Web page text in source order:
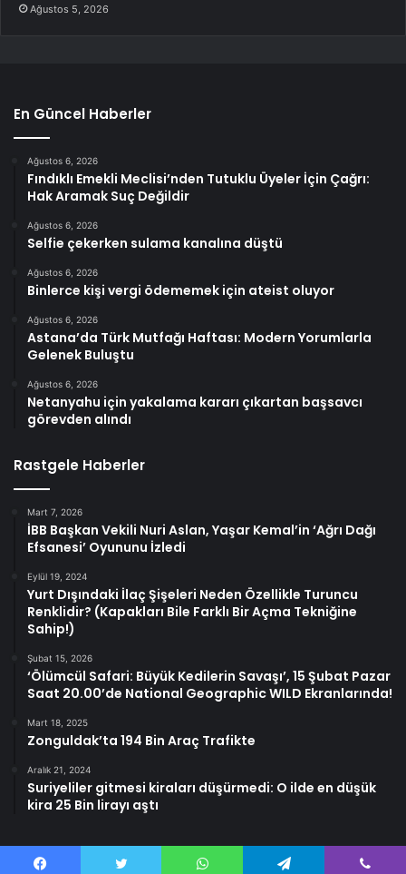
Ağustos 5, 2026
En Güncel Haberler
Ağustos 6, 2026
Fındıklı Emekli Meclisi’nden Tutuklu Üyeler İçin Çağrı:
Hak Aramak Suç Değildir
Ağustos 6, 2026
Selfie çekerken sulama kanalına düştü
Ağustos 6, 2026
Binlerce kişi vergi ödememek için ateist oluyor
Ağustos 6, 2026
Astana’da Türk Mutfağı Haftası: Modern Yorumlarla
Gelenek Buluştu
Ağustos 6, 2026
Netanyahu için yakalama kararı çıkartan başsavcı
görevden alındı
Rastgele Haberler
Mart 7, 2026
İBB Başkan Vekili Nuri Aslan, Yaşar Kemal’in ‘Ağrı Dağı
Efsanesi’ Oyununu İzledi
Eylül 19, 2024
Yurt Dışındaki İlaç Şişeleri Neden Özellikle Turuncu
Renklidir? (Kapakları Bile Farklı Bir Açma Tekniğine
Sahip!)
Şubat 15, 2026
‘Ölümcül Safari: Büyük Kedilerin Savaşı’, 15 Şubat Pazar
Saat 20.00’de National Geographic WILD Ekranlarında!
Mart 18, 2025
Zonguldak’ta 194 Bin Araç Trafikte
Aralık 21, 2024
Suriyeliler gitmesi kiraları düşürmedi: O ilde en düşük
kira 25 Bin lirayı aştı